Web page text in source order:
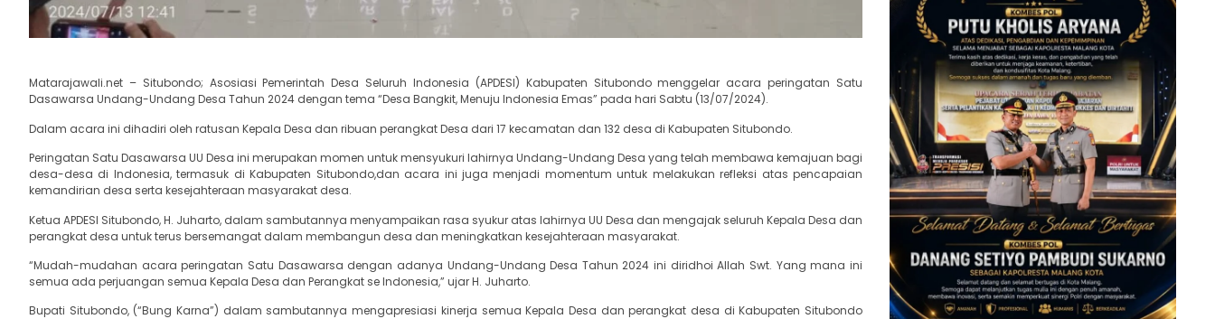
Matarajawali.net – Situbondo; Asosiasi Pemerintah Desa Seluruh Indonesia (APDESI) Kabupaten Situbondo menggelar acara peringatan Satu
Dasawarsa Undang-Undang Desa Tahun 2024 dengan tema “Desa Bangkit, Menuju Indonesia Emas” pada hari Sabtu (13/07/2024).
Dalam acara ini dihadiri oleh ratusan Kepala Desa dan ribuan perangkat Desa dari 17 kecamatan dan 132 desa di Kabupaten Situbondo.
Peringatan Satu Dasawarsa UU Desa ini merupakan momen untuk mensyukuri lahirnya Undang-Undang Desa yang telah membawa kemajuan bagi
desa-desa di Indonesia, termasuk di Kabupaten Situbondo,dan acara ini juga menjadi momentum untuk melakukan refleksi atas pencapaian
kemandirian desa serta kesejahteraan masyarakat desa.
Ketua APDESI Situbondo, H. Juharto, dalam sambutannya menyampaikan rasa syukur atas lahirnya UU Desa dan mengajak seluruh Kepala Desa dan
perangkat desa untuk terus bersemangat dalam membangun desa dan meningkatkan kesejahteraan masyarakat.
“Mudah-mudahan acara peringatan Satu Dasawarsa dengan adanya Undang-Undang Desa Tahun 2024 ini diridhoi Allah Swt. Yang mana ini
semua ada perjuangan semua Kepala Desa dan Perangkat se Indonesia,” ujar H. Juharto.
Bupati Situbondo, (“Bung Karna”) dalam sambutannya mengapresiasi kinerja semua Kepala Desa dan perangkat desa di Kabupaten Situbondo